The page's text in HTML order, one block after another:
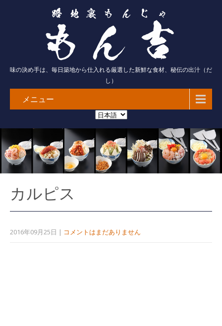
味の決め手は、毎日築地から仕入れる厳選した新鮮な食材、秘伝の出汁（だ
し）
メニュー
カルピス
2016年09月25日 | コメントはまだありません